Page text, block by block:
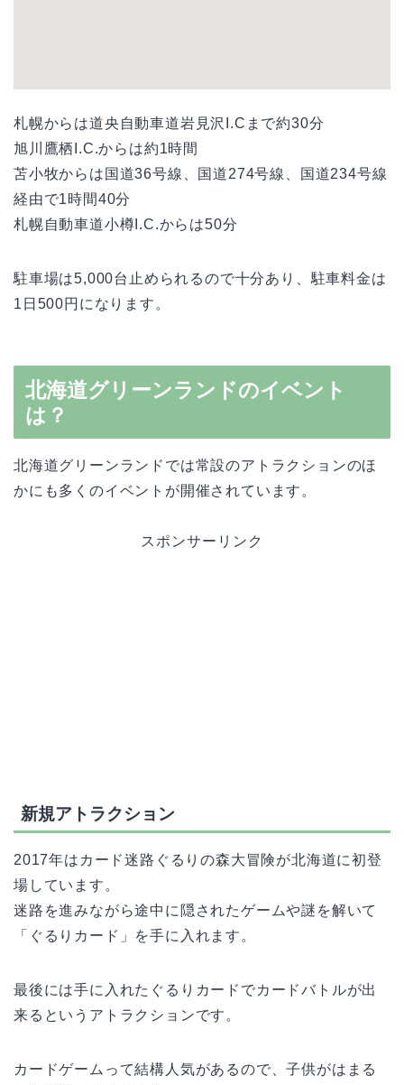
札幌からは道央自動車道岩見沢I.Cまで約30分
旭川鷹栖I.C.からは約1時間
苫小牧からは国道36号線、国道274号線、国道234号線
経由で1時間40分
札幌自動車道小樽I.C.からは50分
駐車場は5,000台止められるので十分あり、駐車料金は
1日500円になります。
北海道グリーンランドのイベント
は？
北海道グリーンランドでは常設のアトラクションのほ
かにも多くのイベントが開催されています。
スポンサーリンク
新規アトラクション
2017年はカード迷路ぐるりの森大冒険が北海道に初登
場しています。
迷路を進みながら途中に隠されたゲームや謎を解いて
「ぐるりカード」を手に入れます。
最後には手に入れたぐるりカードでカードバトルが出
来るというアトラクションです。
カードゲームって結構人気があるので、子供がはまる